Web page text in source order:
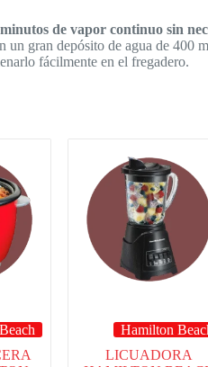
de vapor continuo sin
un gran depósito de agua de 400
fácilmente en el fregadero.
Hamilton
LICUADORA